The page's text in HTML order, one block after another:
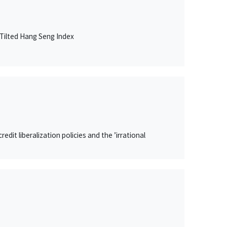
Hang Seng Index
liberalization policies and the ’irrational